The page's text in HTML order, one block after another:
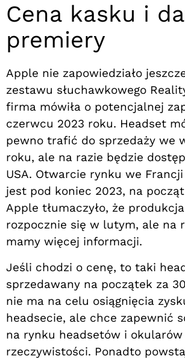
Cena kasku i
premiery
Apple nie zapowiedziało
zestawu słuchawkowego
firma mówiła o potencjalnej
czerwcu 2023 roku. Headset
pewno trafić do sprzedaży we
roku, ale na razie będzie
USA. Otwarcie rynku we
jest pod koniec 2023, na
Apple tłumaczyło, że
rozpocznie się w lutym, ale na
mamy więcej informacji.
Jeśli chodzi o cenę, to taki
sprzedawany na początek za
nie ma na celu osiągnięcia
headsecie, ale chce zapewnić
na rynku headsetów i okularów
rzeczywistości. Ponadto